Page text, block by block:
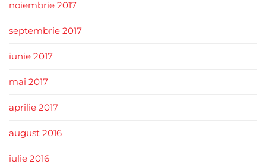
noiembrie 2017
septembrie 2017
iunie 2017
mai 2017
aprilie 2017
august 2016
iulie 2016